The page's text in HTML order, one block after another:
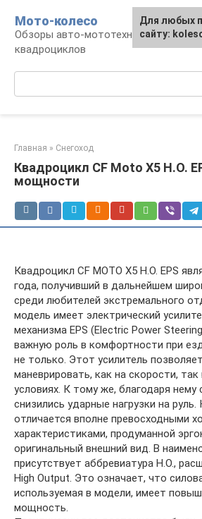
контенту
Мото-колесо
Обзоры авто-мототехники,
квадроциклов
Главная » Снегоход
Квадроцикл CF Moto X5 H.O.
мощности
Квадроцикл CF MOTO X5 H.O. EPS
года, получивший в дальнейшем
среди любителей экстремального
модель имеет электрический
механизма EPS (Electric Power
важную роль в комфортности при
не только. Этот усилитель
маневрировать, как на скорости,
условиях. К тому же, благодаря нему
снизились ударные нагрузки на
отличается вполне превосходными
характеристиками, продуманной
оригинальный внешний вид. В
присутствует аббревиатура H.O.,
High Output. Это означает, что
используемая в модели, имеет
мощность.
Для любых
сайту: